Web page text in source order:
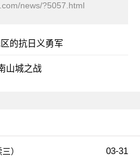
news/?5057.html
的抗日义勇军
山城之战
03-31
）